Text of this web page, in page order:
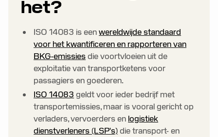
het?
ISO 14083 is eenwereldwijde standaard
voor het kwantificeren en rapporteren van
BKG-emissiesdie voortvloeien uit de
exploitatie van transportketens voor
passagiers en goederen.
ISO 14083 geldt voor ieder bedrijf met
transportemissies, maar is vooral gericht op
verladers, vervoerders en logistiek
dienstverleners (LSP's)die transport- en